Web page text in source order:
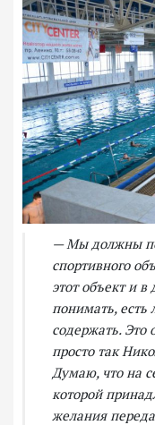
— Мы должны
спортивного
этот объект и
понимать, есть
содержать. Это
просто так
Думаю, что на
которой
желания